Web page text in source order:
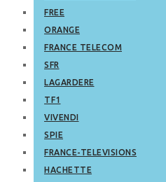
FREE
ORANGE
FRANCE TELECOM
SFR
LAGARDERE
TF1
VIVENDI
SPIE
FRANCE-TELEVISIONS
HACHETTE